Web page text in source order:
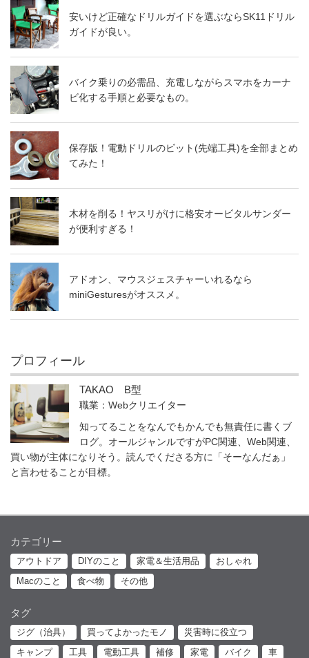
安いけど正確なドリルガイドを選ぶならSK11ドリル
ガイドが良い。
バイク乗りの必需品、充電しながらスマホをカーナ
ビ化する手順と必要なもの。
保存版！電動ドリルのビット(先端工具)を全部まとめ
てみた！
木材を削る！ヤスリがけに格安オービタルサンダー
が便利すぎる！
アドオン、マウスジェスチャーいれるなら
miniGesturesがオススメ。
プロフィール
TAKAO B型
職業：Webクリエイター
知ってることをなんでもかんでも無責任に書くブ
ログ。オールジャンルですがPC関連、Web関連、
買い物が主体になりそう。読んでくださる方に「そーなんだぁ」
と言わせることが目標。
カテゴリー
アウトドア DIYのこと 家電＆生活用品
おしゃれ
Macのこと
食べ物 その他
タグ
ジグ（治具） 買ってよかったモノ
災害時に役立つ
キャンプ
工具 電動工具 補修 家電 バイク 車